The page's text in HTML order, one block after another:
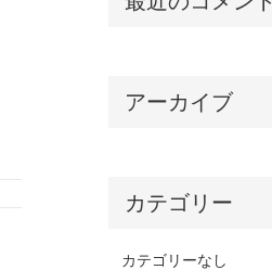
アーカイブ
カテゴリー
カテゴリーなし